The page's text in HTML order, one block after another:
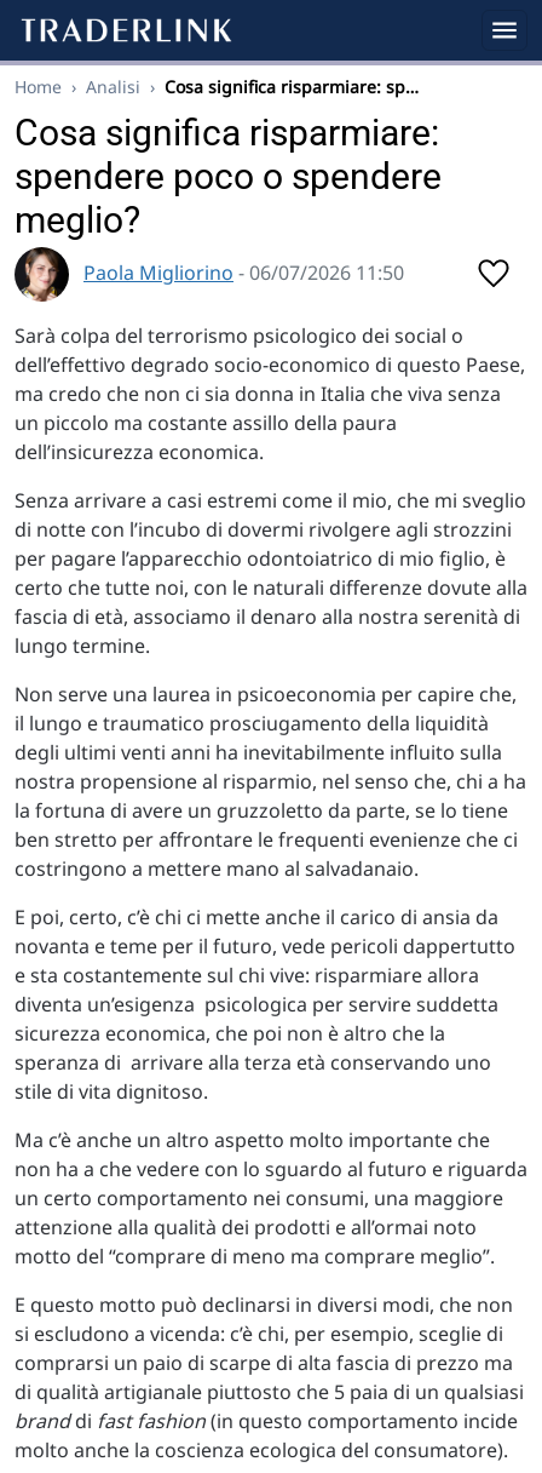
Home › Analisi › Cosa significa risparmiare: sp…
Cosa significa risparmiare:
spendere poco o spendere
meglio?
Paola Migliorino - 06/07/2026 11:50
Sarà colpa del terrorismo psicologico dei social o
dell’effettivo degrado socio-economico di questo Paese,
ma credo che non ci sia donna in Italia che viva senza
un piccolo ma costante assillo della paura
dell’insicurezza economica.
Senza arrivare a casi estremi come il mio, che mi sveglio
di notte con l’incubo di dovermi rivolgere agli strozzini
per pagare l’apparecchio odontoiatrico di mio figlio, è
certo che tutte noi, con le naturali differenze dovute alla
fascia di età, associamo il denaro alla nostra serenità di
lungo termine.
Non serve una laurea in psicoeconomia per capire che,
il lungo e traumatico prosciugamento della liquidità
degli ultimi venti anni ha inevitabilmente influito sulla
nostra propensione al risparmio, nel senso che, chi a ha
la fortuna di avere un gruzzoletto da parte, se lo tiene
ben stretto per affrontare le frequenti evenienze che ci
costringono a mettere mano al salvadanaio.
E poi, certo, c’è chi ci mette anche il carico di ansia da
novanta e teme per il futuro, vede pericoli dappertutto
e sta costantemente sul chi vive: risparmiare allora
diventa un’esigenza psicologica per servire suddetta
sicurezza economica, che poi non è altro che la
speranza di arrivare alla terza età conservando uno
stile di vita dignitoso.
Ma c’è anche un altro aspetto molto importante che
non ha a che vedere con lo sguardo al futuro e riguarda
un certo comportamento nei consumi, una maggiore
attenzione alla qualità dei prodotti e all’ormai noto
motto del “comprare di meno ma comprare meglio”.
E questo motto può declinarsi in diversi modi, che non
si escludono a vicenda: c’è chi, per esempio, sceglie di
comprarsi un paio di scarpe di alta fascia di prezzo ma
di qualità artigianale piuttosto che 5 paia di un qualsiasi
branddi fast fashion(in questo comportamento incide
molto anche la coscienza ecologica del consumatore).